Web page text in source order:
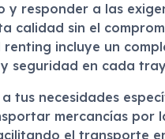
responder a las
calidad sin el
incluye un
seguridad en cada
tus necesidades
mercancías por
el transporte